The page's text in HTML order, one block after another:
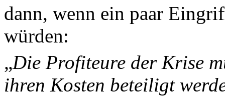
dann, wenn ein paar
würden:
„Die Profiteure der Krise
ihren Kosten beteiligt